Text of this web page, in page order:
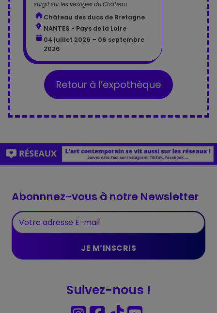
surgit sur les vestiges du Château
Château des ducs de Bretagne
NANTES - Pays de la Loire
04 juillet 2026 – 06 septembre
2026
Retour à l’expothèque
Abonnnez-vous à notre Newsletter
Suivez-nous !